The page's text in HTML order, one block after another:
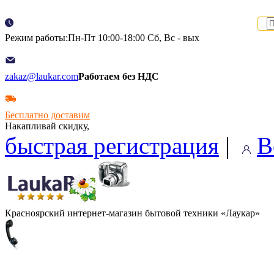
Режим работы:Пн-Пт 10:00-18:00 Сб, Вс - вых
zakaz@laukar.comРаботаем без НДС
Бесплатно доставим
Накапливай скидку,
быстрая регистрация |
Красноярский интернет-магазин бытовой техники «Лаукар»